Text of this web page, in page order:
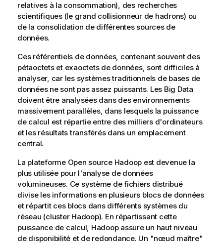
relatives à la consommation), des recherches
scientifiques (le grand collisionneur de hadrons) ou
de la consolidation de différentes sources de
données.
Ces référentiels de données, contenant souvent des
pétaoctets et exaoctets de données, sont difficiles à
analyser, car les systèmes traditionnels de bases de
données ne sont pas assez puissants. Les Big Data
doivent être analysées dans des environnements
massivement parallèles, dans lesquels la puissance
de calcul est répartie entre des milliers d'ordinateurs
et les résultats transférés dans un emplacement
central.
La plateforme Open source Hadoop est devenue la
plus utilisée pour l'analyse de données
volumineuses. Ce système de fichiers distribué
divise les informations en plusieurs blocs de données
et répartit ces blocs dans différents systèmes du
réseau (cluster Hadoop). En répartissant cette
puissance de calcul, Hadoop assure un haut niveau
de disponibilité et de redondance. Un "nœud maître"